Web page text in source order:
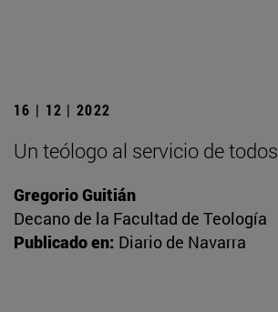
16 | 12 | 2022
Un teólogo al servicio de todos
Gregorio Guitián
Decano de la Facultad de Teología
Publicado en: Diario de Navarra